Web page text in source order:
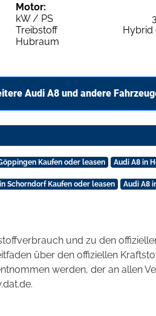
Motor:
kW / PS
Treibstoff
Hybrid
Hubraum
Audi A8 und andere
Kaufen oder leasen Audi A8 in
Schorndorf Kaufen oder leasen Audi A8
und zu den
über den offiziellen
werden, der an allen